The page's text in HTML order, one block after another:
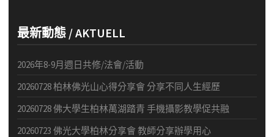
最新動態 / AKTUELL
2026年8-9月週日共修/法會/活動
20260728 柏林佛光山心得分享會 分享不同人生經歷
20260728 佛大學生柏林萬湖踏青 手機攝影教學促共融
20260723 佛光大學柏林分享會 教師分享辦學用心